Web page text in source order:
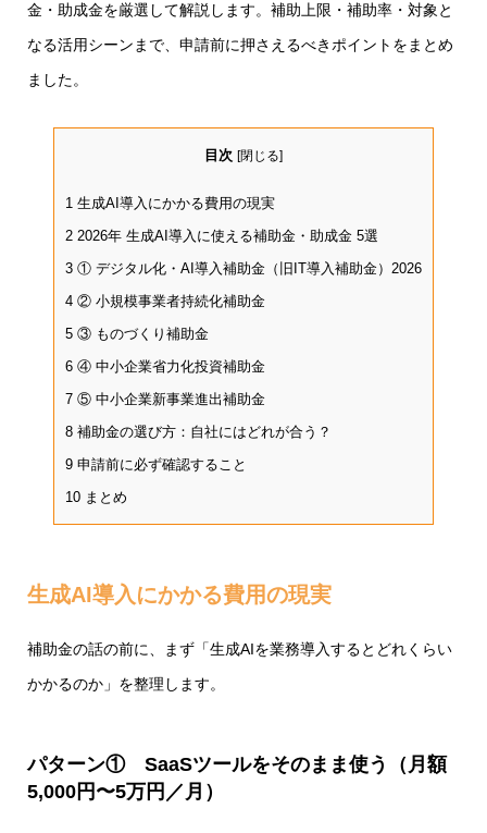
金・助成金を厳選して解説します。補助上限・補助率・対象と
なる活用シーンまで、申請前に押さえるべきポイントをまとめ
ました。
目次 [閉じる]
1 生成AI導入にかかる費用の現実
2 2026年 生成AI導入に使える補助金・助成金 5選
3 ① デジタル化・AI導入補助金（旧IT導入補助金）2026
4 ② 小規模事業者持続化補助金
5 ③ ものづくり補助金
6 ④ 中小企業省力化投資補助金
7 ⑤ 中小企業新事業進出補助金
8 補助金の選び方：自社にはどれが合う？
9 申請前に必ず確認すること
10 まとめ
生成AI導入にかかる費用の現実
補助金の話の前に、まず「生成AIを業務導入するとどれくらい
かかるのか」を整理します。
パターン① SaaSツールをそのまま使う（月額
5,000円〜5万円／月）